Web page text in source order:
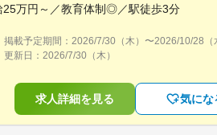
25万円～／教育体制◎／駅徒歩3分
掲載予定期間： 2026/7/30（木） 〜2026/10/28（
更新日： 2026/7/30（木）
求人詳細を見る 気にな